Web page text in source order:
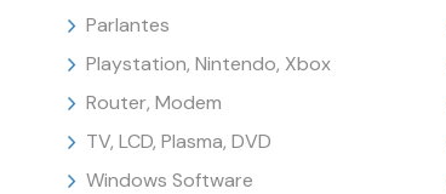
Parlantes
Playstation, Nintendo, Xbox
Router, Modem
TV, LCD, Plasma, DVD
Windows Software